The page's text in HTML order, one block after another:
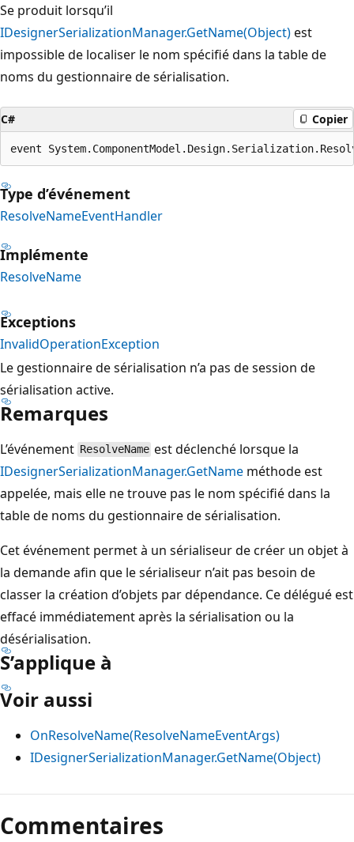
Se produit lorsqu’il
IDesignerSerializationManager.GetName(Object)est
impossible de localiser le nom spécifié dans la table de
noms du gestionnaire de sérialisation.
C# Copier
event
Type d’événement
ResolveNameEventHandler
Implémente
ResolveName
Exceptions
InvalidOperationException
Le gestionnaire de sérialisation n’a pas de session de
sérialisation active.
Remarques
L’événement ResolveName est déclenché lorsque la
IDesignerSerializationManager.GetName méthode est
appelée, mais elle ne trouve pas le nom spécifié dans la
table de noms du gestionnaire de sérialisation.
Cet événement permet à un sérialiseur de créer un objet à
la demande afin que le sérialiseur n’ait pas besoin de
classer la création d’objets par dépendance. Ce délégué est
effacé immédiatement après la sérialisation ou la
désérialisation.
S’applique à
Voir aussi
OnResolveName(ResolveNameEventArgs)
IDesignerSerializationManager.GetName(Object)
Mode
lecture
désactivé
Commentaires